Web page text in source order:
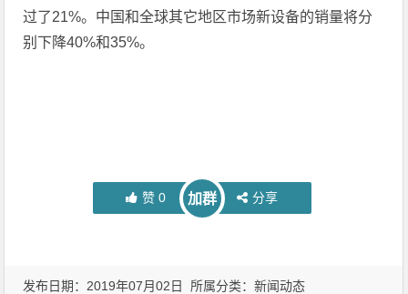
过了21%。中国和全球其它地区市场新设备的销量将分
别下降40%和35%。
赞 0 加群 分享
发布日期：2019年07月02日 所属分类：新闻动态